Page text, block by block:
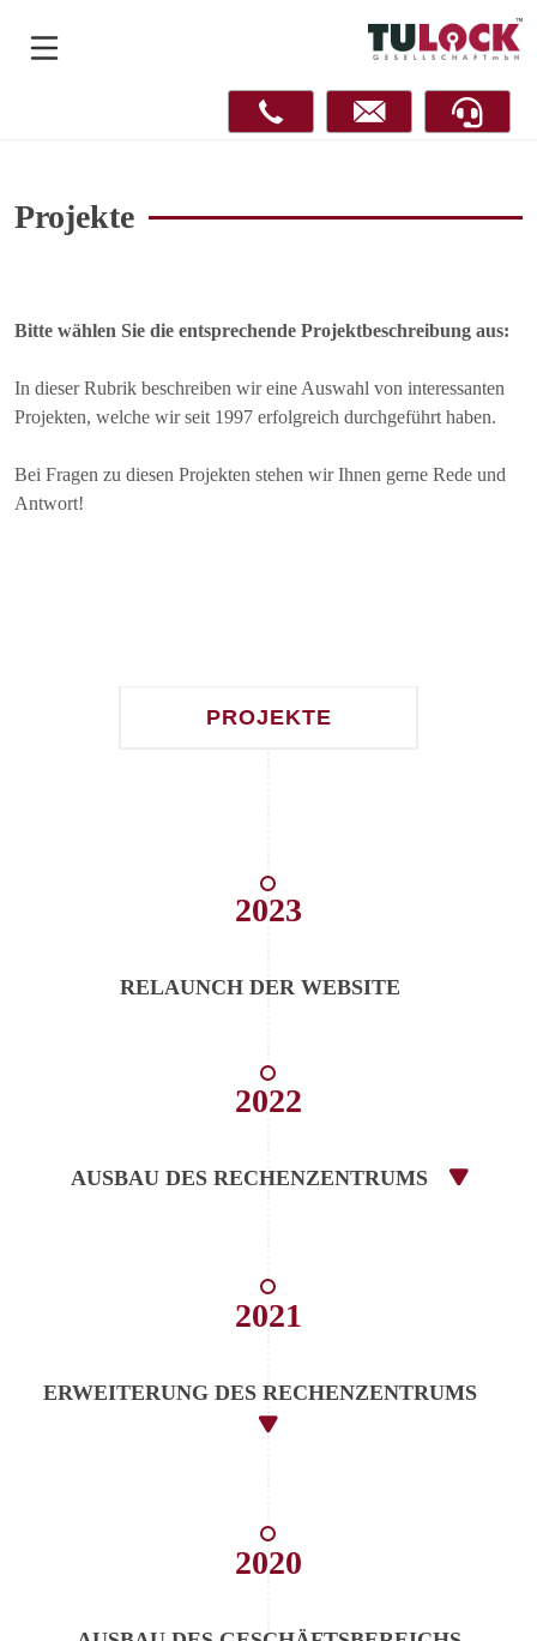
Projekte
Bitte wählen Sie die entsprechende Projektbeschreibung aus:
In dieser Rubrik beschreiben wir eine Auswahl von interessanten
Projekten, welche wir seit 1997 erfolgreich durchgeführt haben.
Bei Fragen zu diesen Projekten stehen wir Ihnen gerne Rede und
Antwort!
PROJEKTE
2023
RELAUNCH DER WEBSITE
2022
AUSBAU DES RECHENZENTRUMS
2021
ERWEITERUNG DES RECHENZENTRUMS
2020